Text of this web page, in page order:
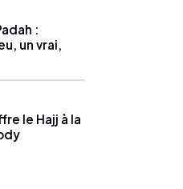
:
un vrai,
le Hajj à la